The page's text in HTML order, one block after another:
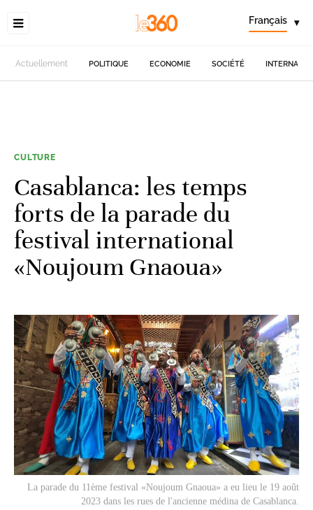
Français ▾
Actuellement POLITIQUE ECONOMIE SOCIÉTÉ
CULTURE
Casablanca: les temps
forts de la parade du
festival international
«Noujoum Gnaoua»
La parade du 11ème festival «Noujoum Gnaoua» a eu lieu le 19 août
2023 dans les rues de l'ancienne médina de Casablanca.